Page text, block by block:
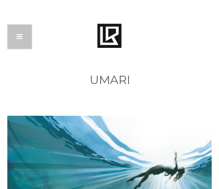
UMARI